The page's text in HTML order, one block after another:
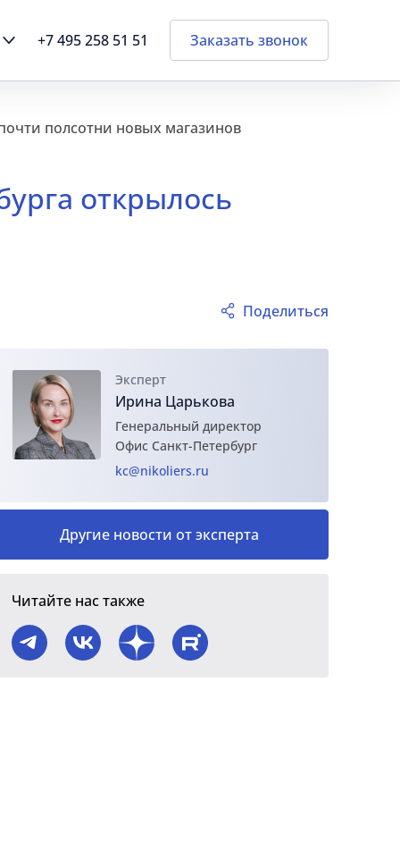
+7 495 258 51 51 Заказать звонок
полсотни новых магазинов
открылось
Поделиться
Эксперт
Ирина Царькова
Генеральный директор
Офис Санкт-Петербург
kc@nikoliers.ru
Другие новости от эксперта
Читайте нас также